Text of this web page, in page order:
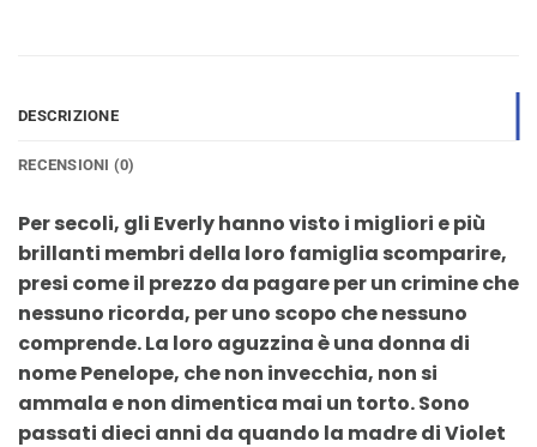
DESCRIZIONE
RECENSIONI (0)
Per secoli, gli Everly hanno visto i migliori e più
brillanti membri della loro famiglia scomparire,
presi come il prezzo da pagare per un crimine che
nessuno ricorda, per uno scopo che nessuno
comprende. La loro aguzzina è una donna di
nome Penelope, che non invecchia, non si
ammala e non dimentica mai un torto. Sono
passati dieci anni da quando la madre di Violet